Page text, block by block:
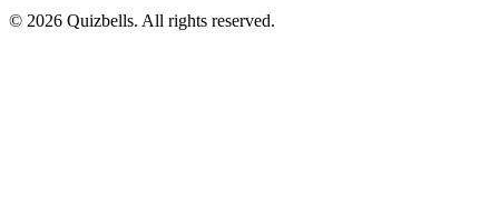
© 2026 Quizbells. All rights reserved.